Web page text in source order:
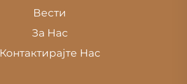
Вести
За Нас
Контактирајте Нас